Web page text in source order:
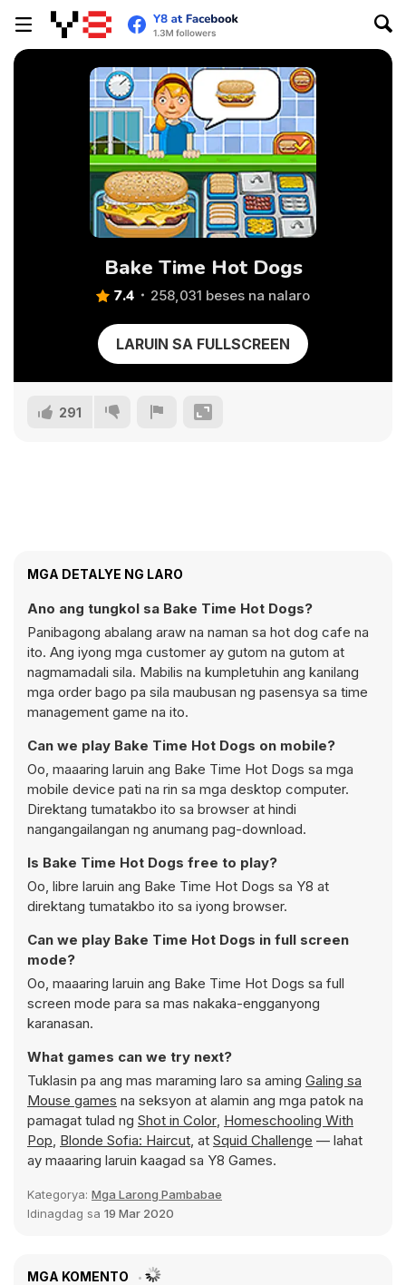
Bake Time Hot Dogs
7.4 258,031 beses na nalaro
LARUIN SA FULLSCREEN
291
MGA DETALYE NG LARO
Ano ang tungkol sa Bake Time Hot Dogs?
Panibagong abalang araw na naman sa hot dog cafe na
ito. Ang iyong mga customer ay gutom na gutom at
nagmamadali sila. Mabilis na kumpletuhin ang kanilang
mga order bago pa sila maubusan ng pasensya sa time
management game na ito.
Can we play Bake Time Hot Dogs on mobile?
Oo, maaaring laruin ang Bake Time Hot Dogs sa mga
mobile device pati na rin sa mga desktop computer.
Direktang tumatakbo ito sa browser at hindi
nangangailangan ng anumang pag-download.
Is Bake Time Hot Dogs free to play?
Oo, libre laruin ang Bake Time Hot Dogs sa Y8 at
direktang tumatakbo ito sa iyong browser.
Can we play Bake Time Hot Dogs in full screen
mode?
Oo, maaaring laruin ang Bake Time Hot Dogs sa full
screen mode para sa mas nakaka-engganyong
karanasan.
What games can we try next?
Tuklasin pa ang mas maraming laro sa aming Galing sa
Mouse games na seksyon at alamin ang mga patok na
pamagat tulad ng Shot in Color, Homeschooling With
Pop, Blonde Sofia: Haircut, at Squid Challenge — lahat
ay maaaring laruin kaagad sa Y8 Games.
Kategorya: Mga Larong Pambabae
Idinagdag sa 19 Mar 2020
MGA KOMENTO